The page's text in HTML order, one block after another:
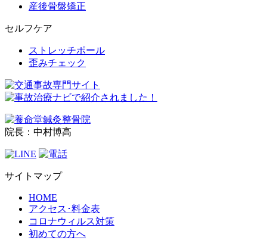
産後骨盤矯正
セルフケア
ストレッチポール
歪みチェック
院長：中村博高
サイトマップ
HOME
アクセス･料金表
コロナウィルス対策
初めての方へ